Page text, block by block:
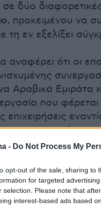
- Do Not Process My
opt-out of the sale, sharing
for targeted
selection. Please note that
interest-based ads based
δύο
, προκειμένου να
τη εν εξελίξει
αναφέρει ότι οι
Αραβικά Εμιράτα
που
επιχειρήσεις
συνεργασία
Ηνωμένα Αραβικά
συστήματος
για τη